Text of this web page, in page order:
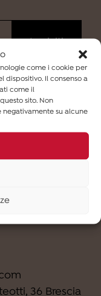
come i cookie per
dispositivo. Il consenso a
come il
sito. Non
negativamente su alcune
iscrivermi alla
36 Brescia